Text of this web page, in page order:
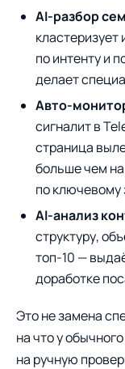
AI-разбор
кластеризует
по интенту и
делает
Авто-
сигналит в
страница
больше чем на
по ключевому
AI-анализ
структуру,
топ-10 —
доработке
Это не замена
на что у
на ручную